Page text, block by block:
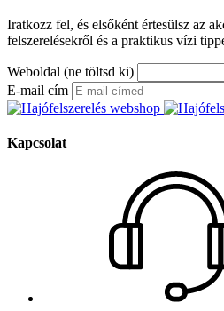
Iratkozz fel, és elsőként értesülsz az
felszerelésekről és a praktikus vízi
Weboldal (ne töltsd ki)
E-mail cím
Kapcsolat